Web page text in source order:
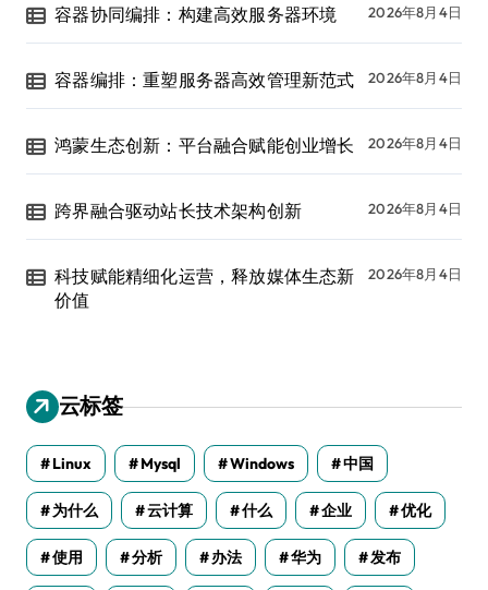
容器协同编排：构建高效服务器环境 2026年8月4日
容器编排：重塑服务器高效管理新范式 2026年8月4日
鸿蒙生态创新：平台融合赋能创业增长 2026年8月4日
跨界融合驱动站长技术架构创新 2026年8月4日
科技赋能精细化运营，释放媒体生态新
价值
2026年8月4日
云标签
Linux Mysql Windows 中国
为什么 云计算 什么 企业 优化
使用 分析 办法 华为 发布